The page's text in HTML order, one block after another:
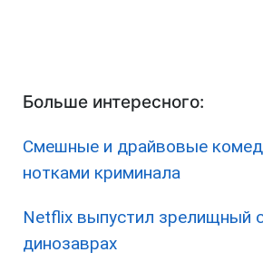
Больше интересного:
Смешные и драйвовые
нотками криминала
Netflix выпустил зрелищный
динозаврах